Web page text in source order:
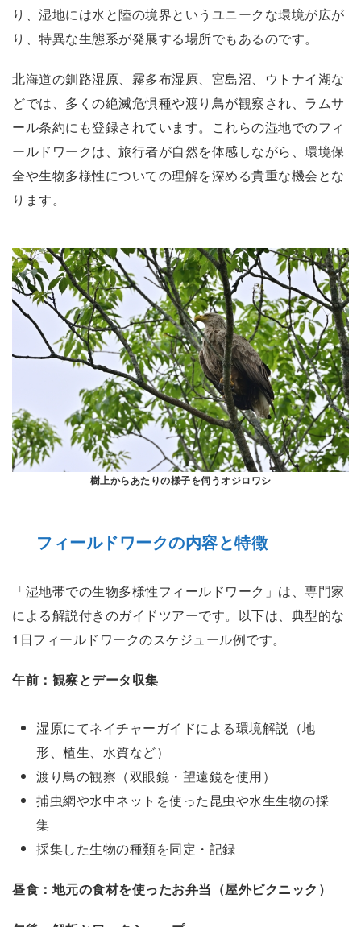
り、湿地には水と陸の境界というユニークな環境が広が
り、特異な生態系が発展する場所でもあるのです。
北海道の釧路湿原、霧多布湿原、宮島沼、ウトナイ湖な
どでは、多くの絶滅危惧種や渡り鳥が観察され、ラムサ
ール条約にも登録されています。これらの湿地でのフィ
ールドワークは、旅行者が自然を体感しながら、環境保
全や生物多様性についての理解を深める貴重な機会とな
ります。
樹上からあたりの様子を伺うオジロワシ
フィールドワークの内容と特徴
「湿地帯での生物多様性フィールドワーク」は、専門家
による解説付きのガイドツアーです。以下は、典型的な
1日フィールドワークのスケジュール例です。
午前：観察とデータ収集
湿原にてネイチャーガイドによる環境解説（地
形、植生、水質など）
渡り鳥の観察（双眼鏡・望遠鏡を使用）
捕虫網や水中ネットを使った昆虫や水生生物の採
集
採集した生物の種類を同定・記録
昼食：地元の食材を使ったお弁当（屋外ピクニック）